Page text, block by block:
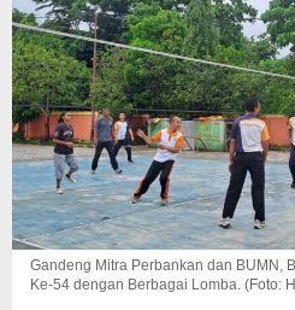
Gandeng Mitra Perbankan dan BUMN,
Ke-54 dengan Berbagai Lomba. (Foto: